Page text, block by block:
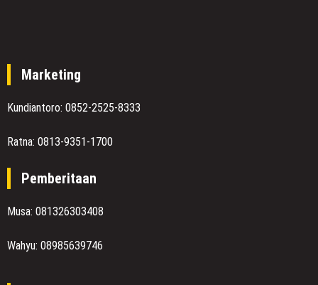
Marketing
Kundiantoro: 0852-2525-8333
Ratna: 0813-9351-1700
Pemberitaan
Musa: 081326303408
Wahyu: 08985639746